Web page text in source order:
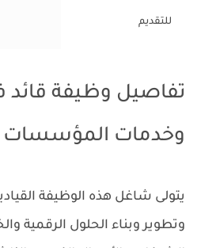
للتقديم
تفاصيل وظيفة قائد
وخدمات المؤسسات
يتولى شاغل هذه الوظيفة
وتطوير وبناء الحلول الرقمية